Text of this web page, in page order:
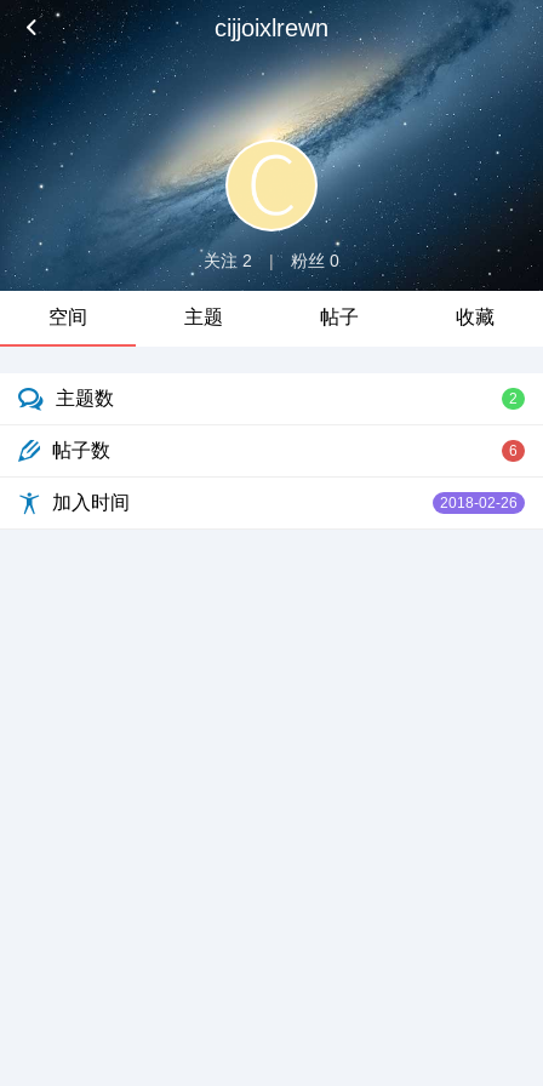
cijjoixlrewn
关注 2 | 粉丝 0
空间 主题 帖子 收藏
主题数 2
帖子数 6
加入时间 2018-02-26